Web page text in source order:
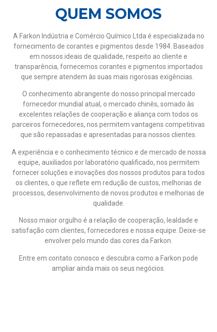
QUEM SOMOS
A Farkon Indústria e Comércio Químico Ltda é especializada no
fornecimento de corantes e pigmentos desde 1984. Baseados
em nossos ideais de qualidade, respeito ao cliente e
transparência, fornecemos corantes e pigmentos importados
que sempre atendem às suas mais rigorosas exigências.
O conhecimento abrangente do nosso principal mercado
fornecedor mundial atual, o mercado chinês, somado às
excelentes relações de cooperação e aliança com todos os
parceiros fornecedores, nos permitem vantagens competitivas
que são repassadas e apresentadas para nossos clientes.
A experiência e o conhecimento técnico e de mercado de nossa
equipe, auxiliados por laboratório qualificado, nos permitem
fornecer soluções e inovações dos nossos produtos para todos
os clientes, o que reflete em redução de custos, melhorias de
processos, desenvolvimento de novos produtos e melhorias de
qualidade.
Nosso maior orgulho é a relação de cooperação, lealdade e
satisfação com clientes, fornecedores e nossa equipe. Deixe-se
envolver pelo mundo das cores da Farkon.
Entre em contato conosco e descubra como a Farkon pode
ampliar ainda mais os seus negócios.